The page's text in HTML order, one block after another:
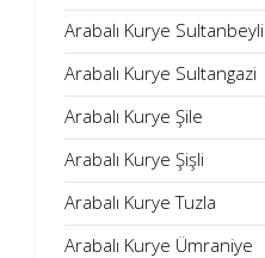
Arabalı Kurye Sultanbeyli
Arabalı Kurye Sultangazi
Arabalı Kurye Şile
Arabalı Kurye Şişli
Arabalı Kurye Tuzla
Arabalı Kurye Ümraniye